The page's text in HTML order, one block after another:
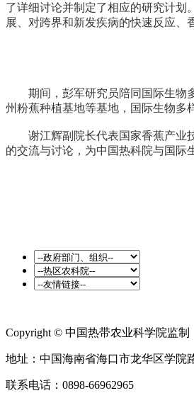
了详细讨论并制定了相应的研究计划
展、对跨界和新发疾病的快速反应、
期间，彭军研究员陪同国际生物多
州粉蕉种植基地等基地，国际生物多
谢江辉副院长代表国家香蕉产业技
的交流与讨论，为中国热科院与国际
Copyright © 中国热带农业科学院监制
地址：中国海南省海口市龙华区学院
联系电话：0898-66962965